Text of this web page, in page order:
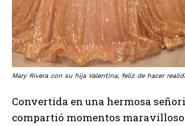
Mary Rivera con su hija Valentina, feliz de hacer
Convertida en una hermosa
compartió momentos